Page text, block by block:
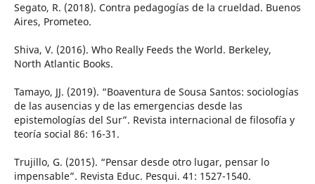
Segato, R. (2018). Contra pedagogías de la crueldad. Buenos
Aires, Prometeo.
Shiva, V. (2016). Who Really Feeds the World. Berkeley,
North Atlantic Books.
Tamayo, JJ. (2019). “Boaventura de Sousa Santos: sociologías
de las ausencias y de las emergencias desde las
epistemologías del Sur”. Revista internacional de filosofía y
teoría social 86: 16-31.
Trujillo, G. (2015). “Pensar desde otro lugar, pensar lo
impensable”. Revista Educ. Pesqui. 41: 1527-1540.